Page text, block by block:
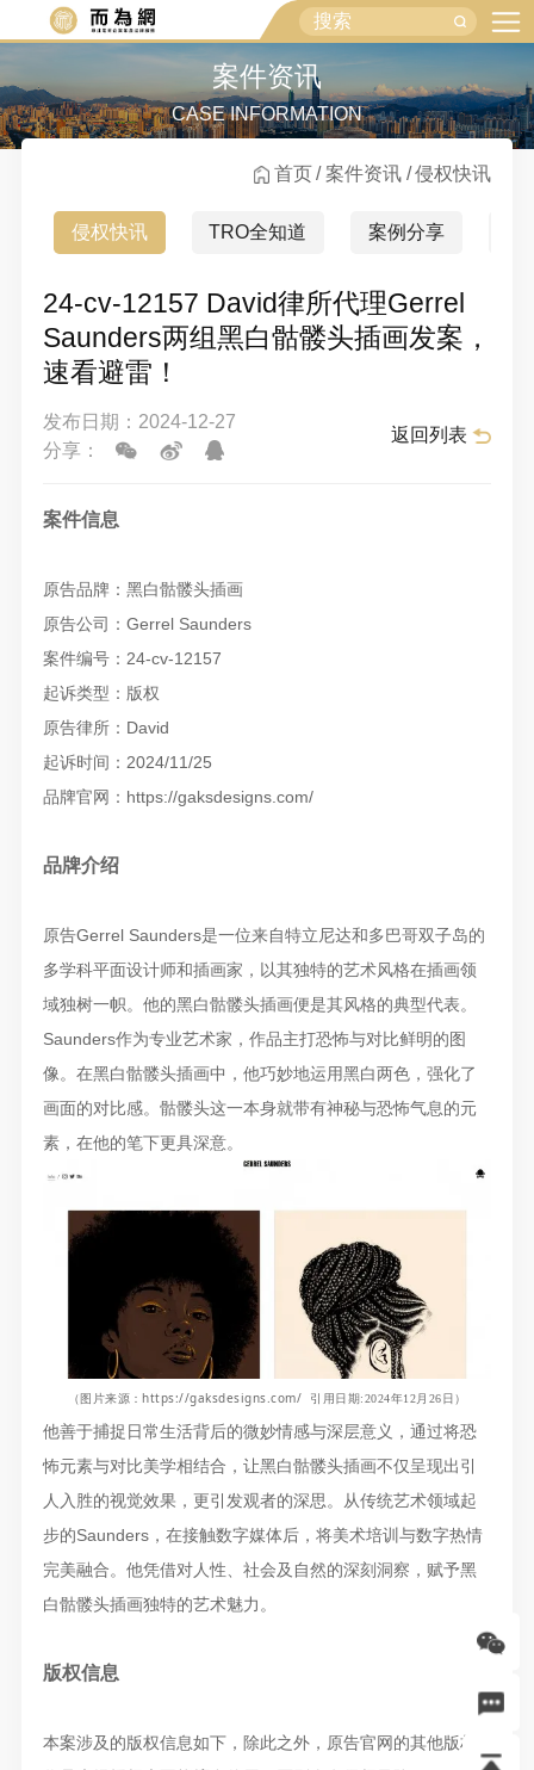
案件资讯
CASE INFORMATION
首页 案件资讯 侵权快讯
侵权快讯 TRO全知道 案例分享
24-cv-12157 David律所代理Gerrel
Saunders两组黑白骷髅头插画发案，
速看避雷！
发布日期：2024-12-27
分享：
返回列表
案件信息
原告品牌：黑白骷髅头插画
原告公司：Gerrel Saunders
案件编号：24-cv-12157
起诉类型：版权
原告律所：David
起诉时间：2024/11/25
品牌官网：https://gaksdesigns.com/
品牌介绍
原告Gerrel Saunders是一位来自特立尼达和多巴哥双子岛的
多学科平面设计师和插画家，以其独特的艺术风格在插画领
域独树一帜。他的黑白骷髅头插画便是其风格的典型代表。
Saunders作为专业艺术家，作品主打恐怖与对比鲜明的图
像。在黑白骷髅头插画中，他巧妙地运用黑白两色，强化了
画面的对比感。骷髅头这一本身就带有神秘与恐怖气息的元
素，在他的笔下更具深意。
（图片来源 ： https://gaksdesigns.com/ 引用日期:2024年12月26日）
他善于捕捉日常生活背后的微妙情感与深层意义，通过将恐
怖元素与对比美学相结合，让黑白骷髅头插画不仅呈现出引
人入胜的视觉效果，更引发观者的深思。从传统艺术领域起
步的Saunders，在接触数字媒体后，将美术培训与数字热情
完美融合。他凭借对人性、社会及自然的深刻洞察，赋予黑
白骷髅头插画独特的艺术魅力。
版权信息
本案涉及的版权信息如下，除此之外，原告官网的其他版权